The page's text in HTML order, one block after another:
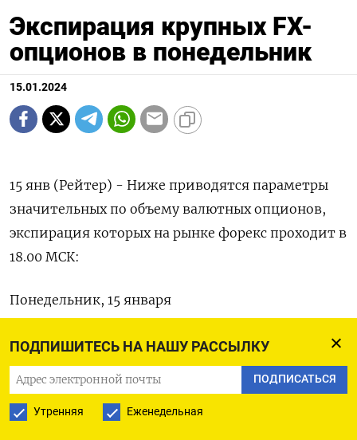
ПОДПИШИТЕСЬ НА НАШУ РАССЫЛКУ
ПОДПИСАТЬСЯ
Утренняя Еженедельная
Экспирация крупных FX-
опционов в понедельник
15.01.2024
15 янв (Рейтер) - Ниже приводятся параметры
значительных по объему валютных опционов,
экспирация которых на рынке форекс проходит в
18.00 МСК:
Понедельник, 15 января
EUR/USD: 1.0885-90 (1,8 млрд), 1,0950 (1,3 млрд),
1,1000 (1.3 млрд), 1,1050 (3 млрд)
USD/JPY: 144,00 (644 млн) 145,00 (730 млн),